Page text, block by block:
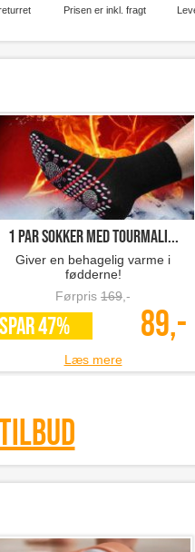
Prisen er inkl. fragt
1 par sokker med tourmali...
Giver en behagelig varme i
fødderne!
Førpris 169 ,-
SPAR 47% 89,-
Læs mere